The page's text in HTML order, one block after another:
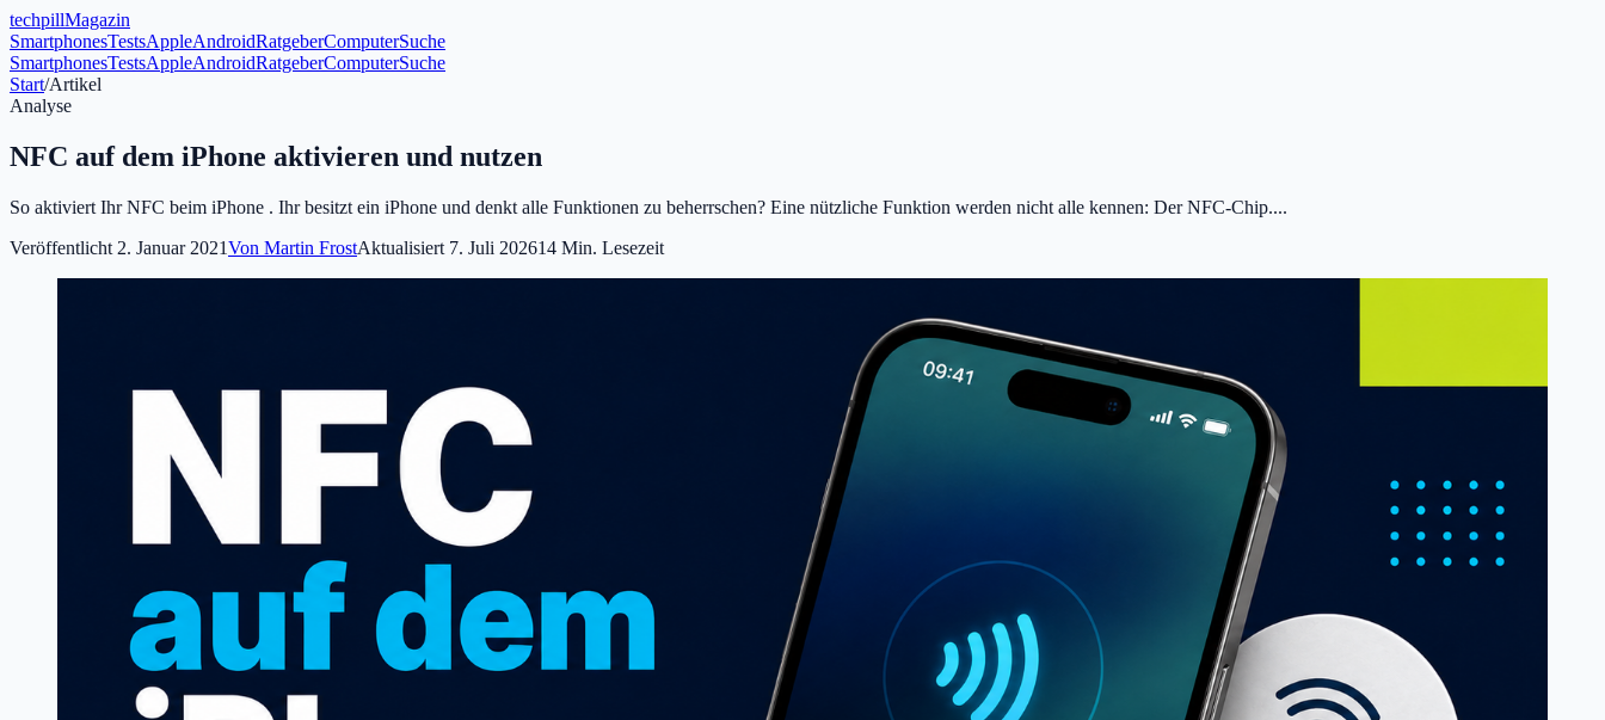
techpillMagazin
SmartphonesTestsAppleAndroidRatgeberComputerSuche
SmartphonesTestsAppleAndroidRatgeberComputerSuche
Start/Artikel
Analyse
NFC auf dem iPhone aktivieren und nutzen
So aktiviert Ihr NFC beim iPhone . Ihr besitzt ein iPhone und denkt alle Funktionen zu beherrschen? Eine nützliche Funktion werden nicht alle kennen: Der NFC-Chip....
Veröffentlicht 2. Januar 2021Von Martin FrostAktualisiert 7. Juli 202614 Min. Lesezeit